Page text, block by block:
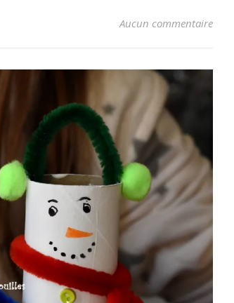
Aucun commentaire